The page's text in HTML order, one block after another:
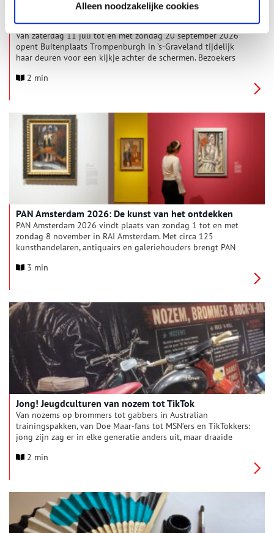
Alleen noodzakelijke cookies
Buitenplaats Trompenburgh tijdelijk open
Van zaterdag 11 juli tot en met zondag 20 september 2026
opent Buitenplaats Trompenburgh in ’s-Graveland tijdelijk
haar deuren voor een kijkje achter de schermen. Bezoekers
bijzondere 17de-eeuwse monument, terwijl de restauratie nog
2 min
PAN Amsterdam 2026: De kunst van het ontdekken
PAN Amsterdam 2026 vindt plaats van zondag 1 tot en met
zondag 8 november in RAI Amsterdam. Met circa 125
kunsthandelaren, antiquairs en galeriehouders brengt PAN
en design bijeen. Van oude meesters tot hedendaagse kunst,
verzamelen vandaag de dag is.
3 min
Jong! Jeugdculturen van nozem tot TikTok
Van nozems op brommers tot gabbers in Australian
trainingspakken, van Doe Maar-fans tot MSN’ers en TikTokkers:
jong zijn zag er in elke generatie anders uit, maar draaide
een eigen identiteit. Het Museum van de 20e Eeuw in Hoorn
ruim zeventig jaar jongerencultuur in Nederland.
2 min